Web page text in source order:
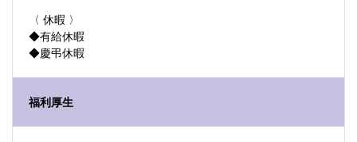
〈 休暇 〉
◆有給休暇
◆慶弔休暇
福利厚生